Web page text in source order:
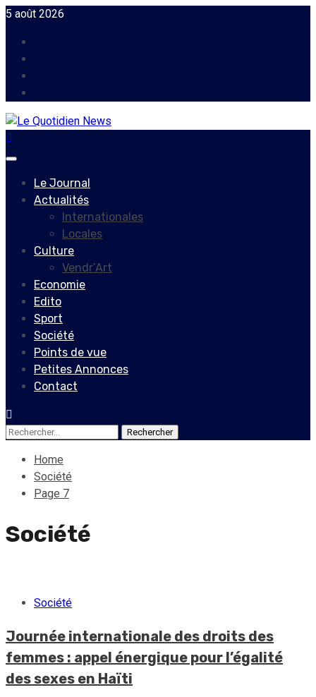
Skip
content
5 août 2026
Primary
Le Journal
Actualités
Internationales
Locales
Culture
Vendr’Art
Economie
Edito
Sport
Société
Points de vue
Petites Annonces
Contact
Rechercher :
Home
Société
Page 7
Société
Société
Journée internationale des droits des
femmes : appel énergique pour l’égalité
des sexes en Haïti